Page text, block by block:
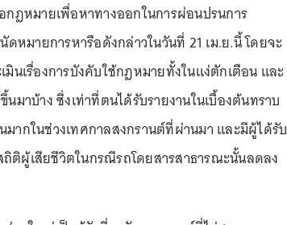
กฎหมายเพื่อหาทางออกในการผ่อนปรนการ
ดหมายการหารือดังกล่าวในวันที่ 21 เม.ย.นี้ โดยจะ
มินเรื่องการบังคับใช้กฎหมายทั้งในแง่ตักเตือน และ
นมาบ้าง ซึ่งเท่าที่ตนได้รับรายงานในเบื้องต้นทราบ
มากในช่วงเทศกาลสงกรานต์ที่ผ่านมา และมีผู้ได้รับ
ติผู้เสียชีวิตในกรณีรถโดยสารสาธารณะนั้นลดลง